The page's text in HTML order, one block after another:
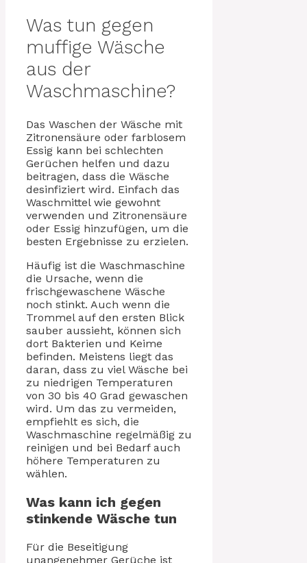
Was tun gegen
muffige Wäsche
aus der
Waschmaschine?
Das Waschen der Wäsche mit
Zitronensäure oder farblosem
Essig kann bei schlechten
Gerüchen helfen und dazu
beitragen, dass die Wäsche
desinfiziert wird. Einfach das
Waschmittel wie gewohnt
verwenden und Zitronensäure
oder Essig hinzufügen, um die
besten Ergebnisse zu erzielen.
Häufig ist die Waschmaschine
die Ursache, wenn die
frischgewaschene Wäsche
noch stinkt. Auch wenn die
Trommel auf den ersten Blick
sauber aussieht, können sich
dort Bakterien und Keime
befinden. Meistens liegt das
daran, dass zu viel Wäsche bei
zu niedrigen Temperaturen
von 30 bis 40 Grad gewaschen
wird. Um das zu vermeiden,
empfiehlt es sich, die
Waschmaschine regelmäßig zu
reinigen und bei Bedarf auch
höhere Temperaturen zu
wählen.
Was kann ich gegen
stinkende Wäsche tun
Für die Beseitigung
unangenehmer Gerüche ist